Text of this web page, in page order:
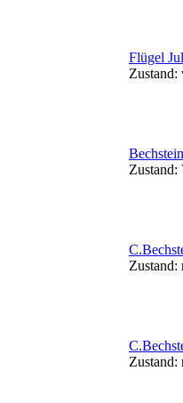
Flügel
Zustand:
Zustand:
Zustand:
Zustand: